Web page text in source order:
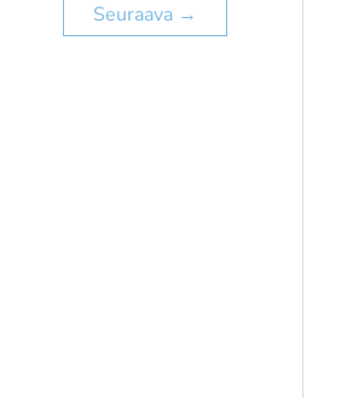
Seuraava →